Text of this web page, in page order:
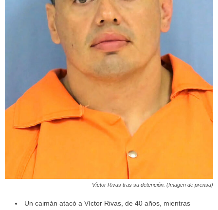
Víctor Rivas tras su detención. (Imagen de prensa)
Un caimán atacó a Víctor Rivas, de 40 años, mientras